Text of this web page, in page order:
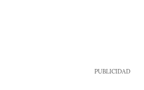
PUBLICIDAD